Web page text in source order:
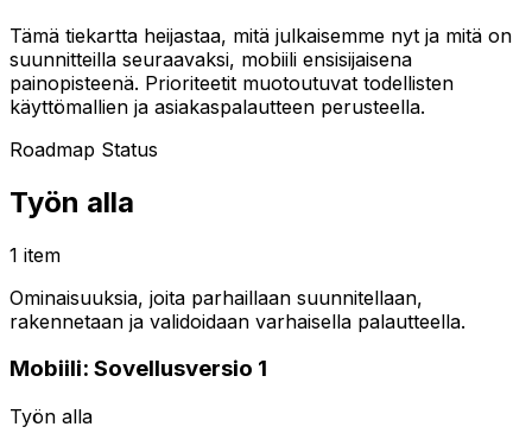
Tämä tiekartta heijastaa, mitä julkaisemme nyt ja mitä on
suunnitteilla seuraavaksi, mobiili ensisijaisena
painopisteenä. Prioriteetit muotoutuvat todellisten
käyttömallien ja asiakaspalautteen perusteella.
Roadmap Status
Työn alla
1 item
Ominaisuuksia, joita parhaillaan suunnitellaan,
rakennetaan ja validoidaan varhaisella palautteella.
Mobiili: Sovellusversio 1
Työn alla